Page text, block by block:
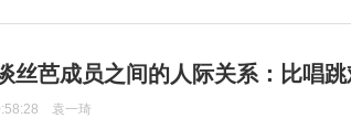
丝芭成员之间的人际关系：比唱
袁一琦